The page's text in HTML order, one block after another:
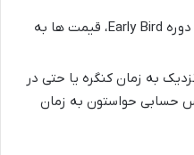
بعد از دوره Early Bird، قیمت ها به
به زمان کنگره یا حتی در
حسابی حواستون به زمان